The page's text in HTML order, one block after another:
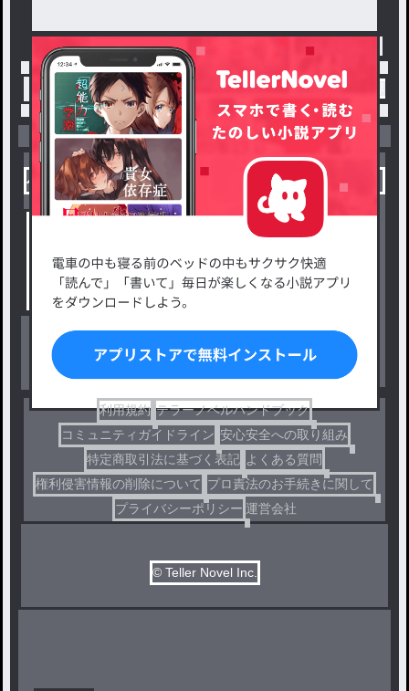
――人間を愛する優しき魔王
は、至高の存在に果たして巡り
合う事が出来るのだろうか。
トップ 「羽海汐遠」最新作：最強の魔王が異世界に
小説を探す
小説コンテスト応募・公募
出版・メディアミックス作品
ジャンルから探す
恋愛・ロマンス
ファンタジー・異世界・SF
ドラマ
利用規約 テラーノベルハンドブック
コミュニティガイドライン 安心安全への取り組み
特定商取引法に基づく表記 よくある質問
権利侵害情報の削除について プロ責法のお手続きに関して
プライバシーポリシー 運営会社
© Teller Novel Inc.